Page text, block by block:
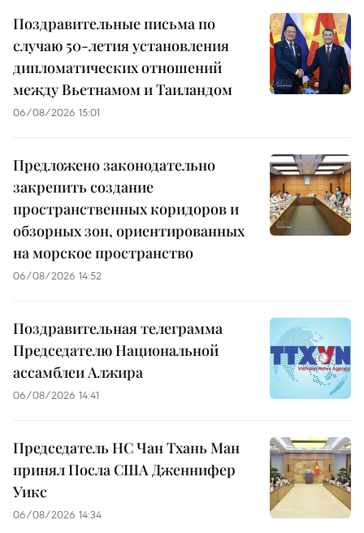
Поздравительные письма по
случаю 50-летия установления
дипломатических отношений
между Вьетнамом и Таиландом
06/08/2026 15:01
Предложено законодательно
закрепить создание
пространственных коридоров и
обзорных зон, ориентированных
на морское пространство
06/08/2026 14:52
Поздравительная телеграмма
Председателю Национальной
ассамблеи Алжира
06/08/2026 14:41
Председатель НС Чан Тхань Ман
принял Посла США Дженнифер
Уикс
06/08/2026 14:34